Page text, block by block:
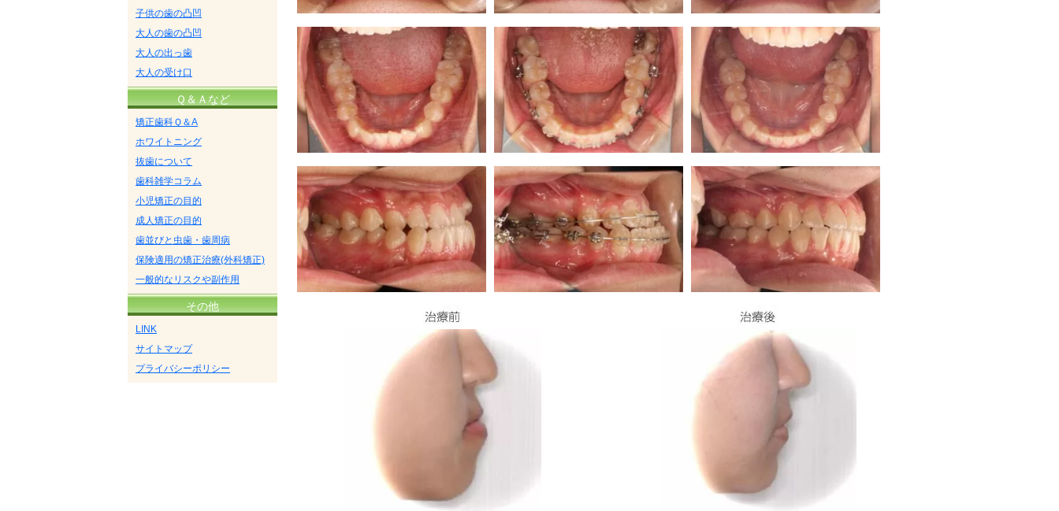
子供の歯の凸凹
大人の歯の凸凹
大人の出っ歯
大人の受け口
Ｑ＆Ａなど
矯正歯科Ｑ＆A
ホワイトニング
抜歯について
歯科雑学コラム
小児矯正の目的
成人矯正の目的
歯並びと虫歯・歯周病
保険適用の矯正治療(外科矯正)
一般的なリスクや副作用
その他
LINK
サイトマップ
プライバシーポリシー